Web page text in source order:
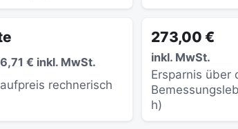
€ inkl. MwSt.
rechnerisch
273,00 €
inkl. MwSt.
Ersparnis über
h)